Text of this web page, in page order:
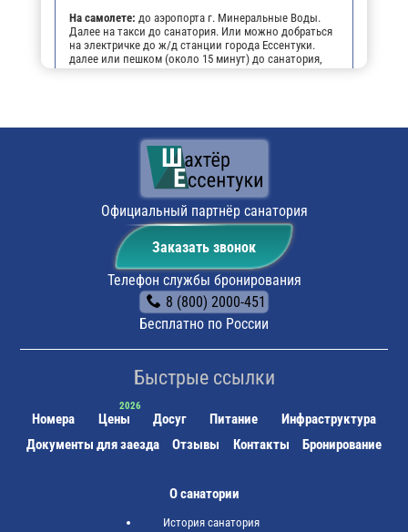
На самолете: до аэропорта г. Минеральные Воды.
Далее на такси до санатория. Или можно добраться
на электричке до ж/д станции города Ессентуки.
далее или пешком (около 15 минут) до санатория,
или на маршрутном такси №16 до остановки
не заблудиться, можно воспользоваться
навигатором. По прибытии будет возможность
оставить автомобиль на парковке санатория.
до ж/д вокзала г. Ессентуки, далее или
пешком (около 15 минут) до санатория, или на
маршрутном такси №16 до остановки "Санаторий
Шахтёр".Официальный партнёр санатория
Заказать звонок
Телефон службы бронирования
8 (800) 2000-451
Бесплатно по России
Быстрые ссылки
Номера Цены Досуг Питание
Инфраструктура
Документы для заезда
Отзывы Контакты Бронирование
О санатории
История санатория